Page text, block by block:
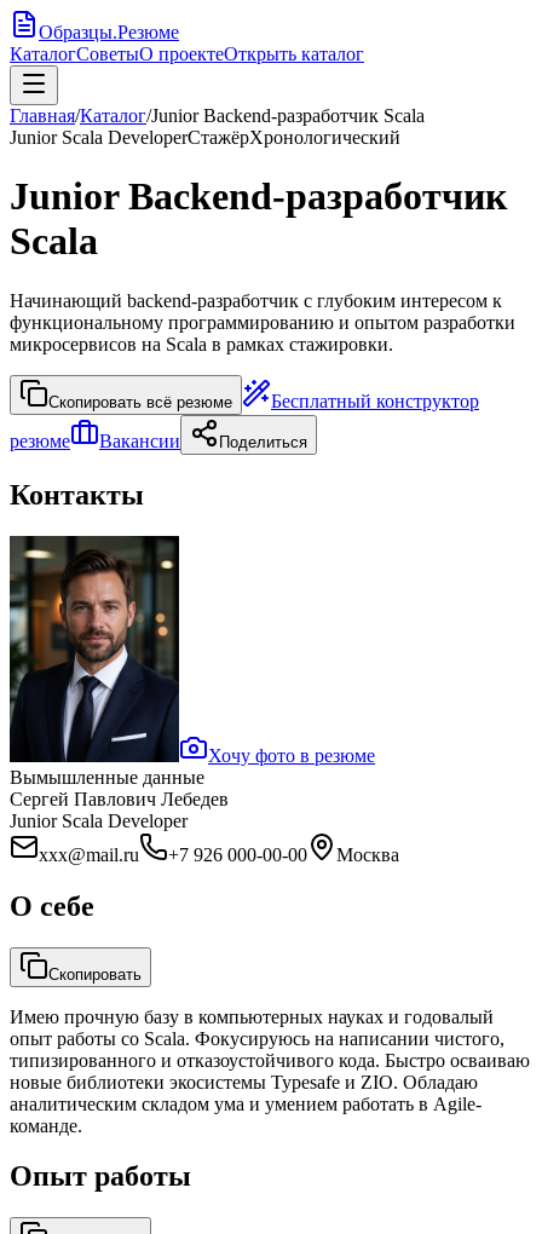
Образцы.Резюме
КаталогСоветыО проектеОткрыть каталог
Главная/Каталог/Junior Backend-разработчик Scala
Junior Scala DeveloperСтажёрХронологический
Junior Backend-разработчик
Scala
Начинающий backend-разработчик с глубоким интересом к
функциональному программированию и опытом разработки
микросервисов на Scala в рамках стажировки.
Скопировать всё резюме
Бесплатный конструктор
резюме
Вакансии Поделиться
Контакты
Хочу фото в резюме
Вымышленные данные
Сергей Павлович Лебедев
Junior Scala Developer
xxx@mail.ru
+7 926 000-00-00 Москва
О себе
Скопировать
Имею прочную базу в компьютерных науках и годовалый
опыт работы со Scala. Фокусируюсь на написании чистого,
типизированного и отказоустойчивого кода. Быстро осваиваю
новые библиотеки экосистемы Typesafe и ZIO. Обладаю
аналитическим складом ума и умением работать в Agile-
команде.
Опыт работы